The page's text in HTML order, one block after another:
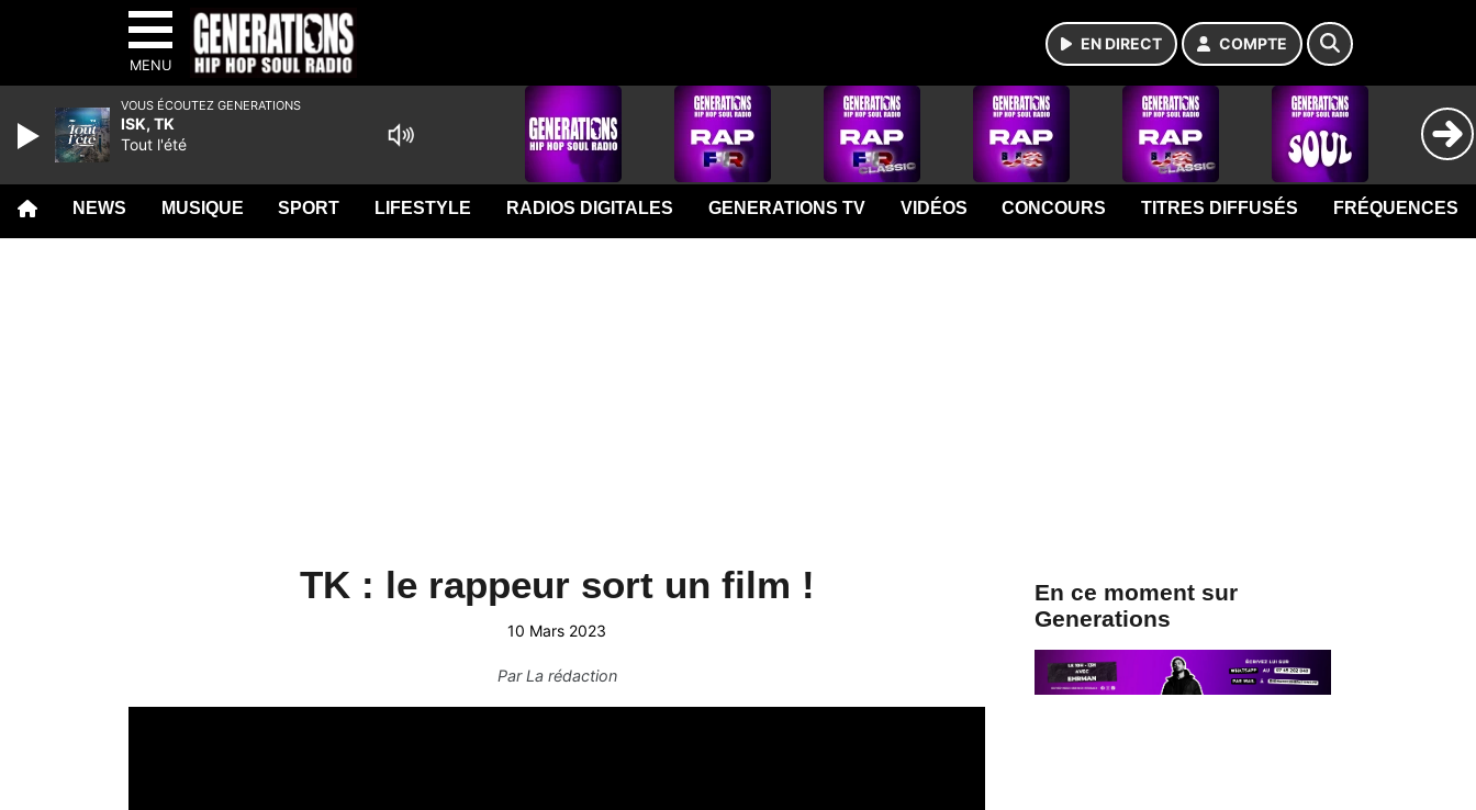
MENU
EN DIRECT COMPTE
NEWS MUSIQUE SPORT LIFESTYLE RADIOS DIGITALES GENERATIONS TV VIDÉOS CONCOURS TITRES DIFFUSÉS FRÉQUENCES
TK : le rappeur sort un film !
10 Mars 2023
ParLa rédaction
En ce moment sur
Generations
VOUS ÉCOUTEZ GENERATIONS
ISK, TK
Tout l'été